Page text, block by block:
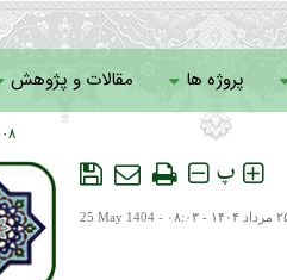
پروژه ها مقالات و پژوهش
۰۸ : ۰۷
پ
۱۴۰۴ - ۰۸:۰۳ - 25 May 1404